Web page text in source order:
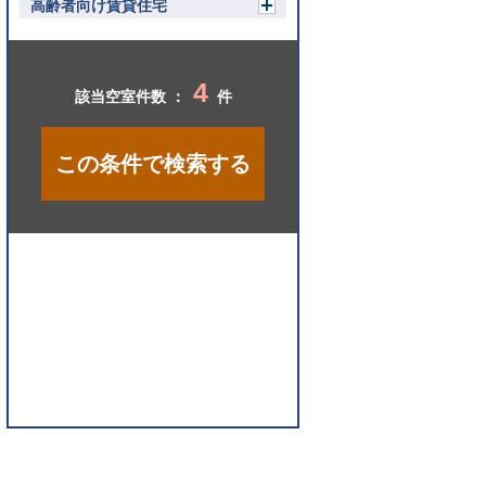
く高齢者向け賃貸住宅
該当空室件数 ： 4 件
この条件で検索する